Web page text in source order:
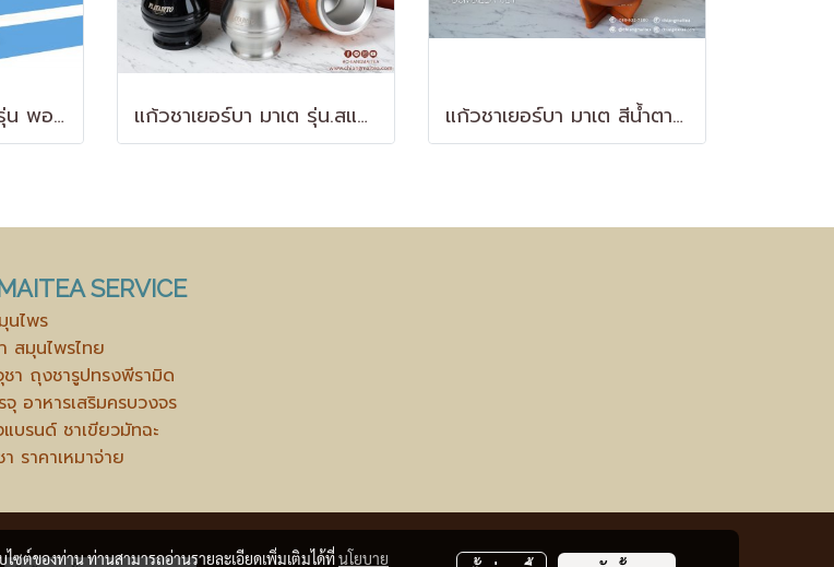
แก้วชาเยอร์บา มาเต รุ่น พอร์ซเลน สีดำ Yerba Mate Gourd - Porcelain แก้วชาเยอร์บา มาเต รุ่น.สแตนดาร์ด แก้วชาเยอร์บา มาเต สีน้ำตาลอิฐ (Yerba Mate Gourd)
SERVICE
นไพร
สมุนไพรไทย
า ถุงชารูปทรงพีรามิด
อาหารเสริมครบวงจร
บรนด์ ชาเขียวมัทฉะ
ราคาเหมาจ่าย
ซต์ของท่าน ท่านสามารถอ่านรายละเอียดเพิ่มเติมได้ที่นโยบาย